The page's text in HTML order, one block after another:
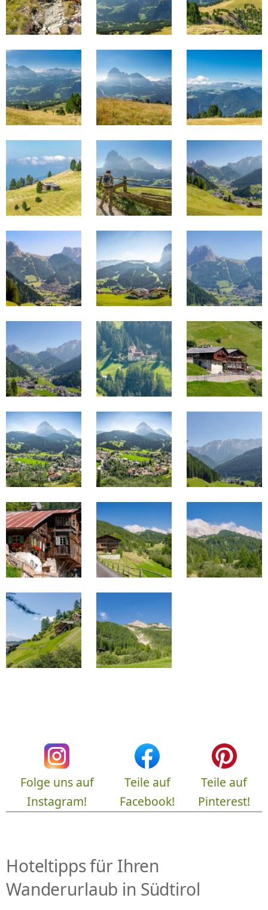
Folge uns auf
Instagram!
Teile auf
Facebook!
Teile auf
Pinterest!
Hoteltipps für Ihren
Wanderurlaub in Südtirol